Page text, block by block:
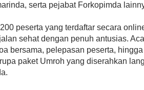
serta pejabat Forkopimda
peserta yang terdaftar secara
sehat dengan penuh antusias.
bersama, pelepasan peserta,
paket Umroh yang diserahkan